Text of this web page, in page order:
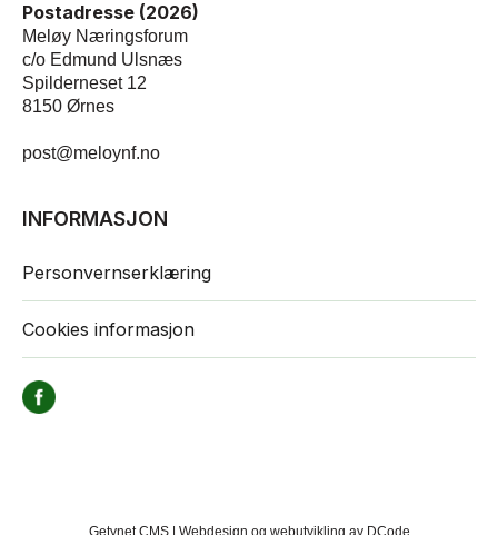
Postadresse (2026)
Meløy Næringsforum
c/o Edmund Ulsnæs
Spilderneset 12
8150 Ørnes
post@meloynf.no
INFORMASJON
Personvernserklæring
Cookies informasjon
Getynet CMS | Webdesign og webutvikling av DCode